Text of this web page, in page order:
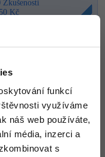
funkcí
využíváme
náš web používáte,
média, inzerci a
s
Zkušeností
Kč